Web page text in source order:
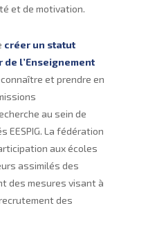
et de motivation.
créer un statut
l’Enseignement
et prendre en
au sein de
La fédération
aux écoles
assimilés des
des mesures visant à
des